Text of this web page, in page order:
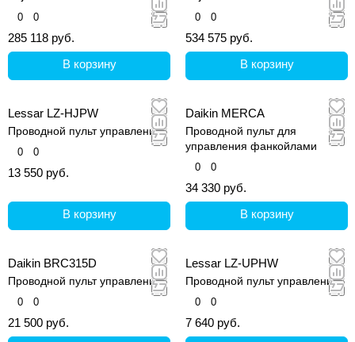
0 0
285 118 руб.
В корзину
0 0
534 575 руб.
В корзину
Lessar LZ-HJPW
Проводной пульт управления
0 0
13 550 руб.
В корзину
Daikin MERCA
Проводной пульт для
управления фанкойлами
0 0
34 330 руб.
В корзину
Daikin BRC315D
Проводной пульт управления
0 0
21 500 руб.
Lessar LZ-UPHW
Проводной пульт управления
0 0
7 640 руб.